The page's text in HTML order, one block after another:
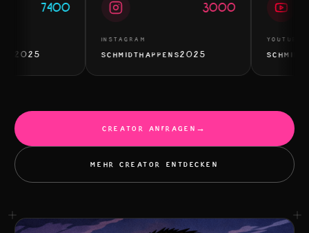
7400 3000
INSTAGRAM
SCHMIDTHAPPENS2025
YOUTUBE
CREATOR ANFRAGEN →
MEHR CREATOR ENTDECKEN